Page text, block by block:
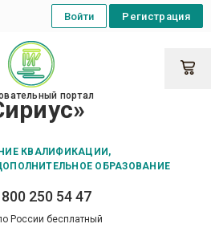
портал
КВАЛИФИКАЦИИ,
ОБРАЗОВАНИЕ
250 54 47
России бесплатный
Регистрация
Войти